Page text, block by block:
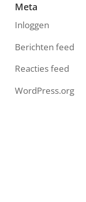
Meta
Inloggen
Berichten feed
Reacties feed
WordPress.org